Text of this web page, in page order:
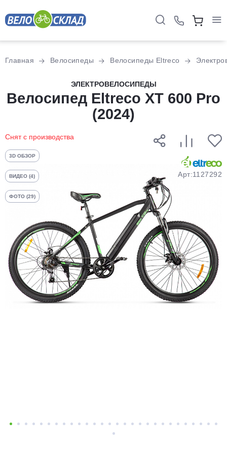
Главная Велосипеды Велосипеды Eltreco
ЭЛЕКТРОВЕЛОСИПЕДЫ
Велосипед Eltreco XT 600 Pro
(2024)
Снят с производства
3D ОБЗОР
ВИДЕО (4)
ФОТО (29)
Арт:1127292
Разбейте
оплатуна части
без переплат
График платежей
25%
Добавляйте товары
в корзину
Оплачивайте сегодня только
25% картой любого банка